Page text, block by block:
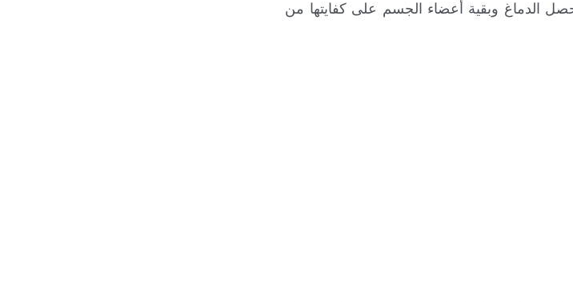
60 نبضة في الدقيقة قد لا يحصل الدماغ وبقية أعضاء الجسم على كفايتها من